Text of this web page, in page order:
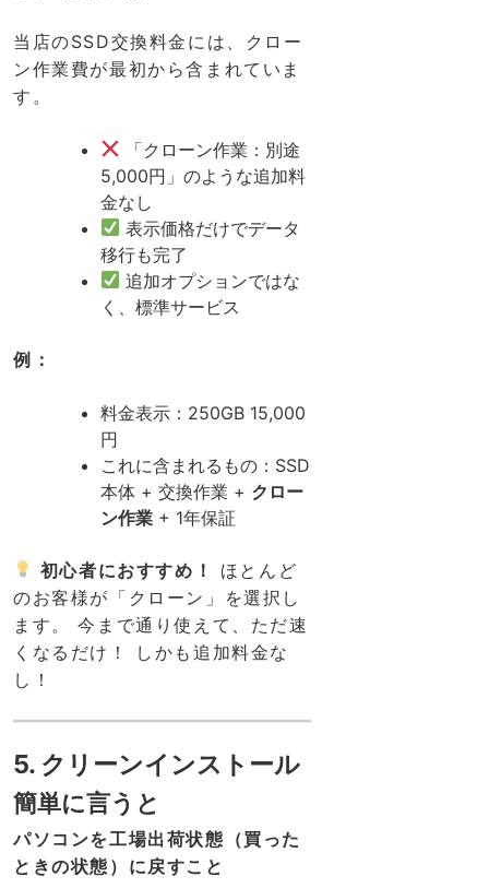
当店のSSD交換料金には、クロー
ン作業費が最初から含まれていま
す。
「クローン作業：別途
5,000円」のような追加料
金なし
表示価格だけでデータ
移行も完了
追加オプションではな
く、標準サービス
例：
料金表示：250GB 15,000
円
これに含まれるもの：SSD
本体 + 交換作業 + クロー
ン作業 + 1年保証
初心者におすすめ！
ほとんど
のお客様が「クローン」を選択し
ます。 今まで通り使えて、ただ速
くなるだけ！ しかも追加料金な
し！
5. クリーンインストール
簡単に言うと
パソコンを工場出荷状態（買った
ときの状態）に戻すこと